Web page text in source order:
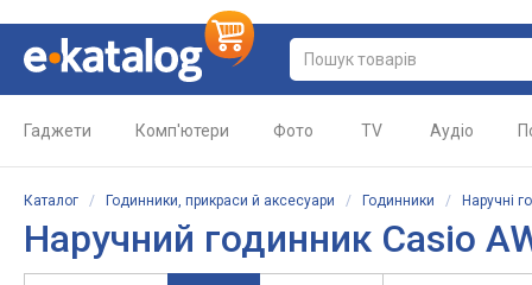
Гаджети Комп'ютери Фото TV Аудіо
Каталог / Годинники, прикраси й аксесуари / Годинники / Наручні
Наручний годинник Casio